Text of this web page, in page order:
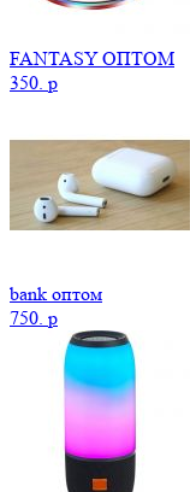
FANTASY ОПТОМ
350. p
bank оптом
750. p